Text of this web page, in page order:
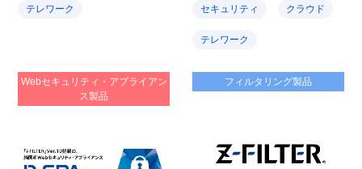
テレワーク セキュリティ クラウド
テレワーク
Webセキュリティ・アプライアン
ス製品
フィルタリング製品